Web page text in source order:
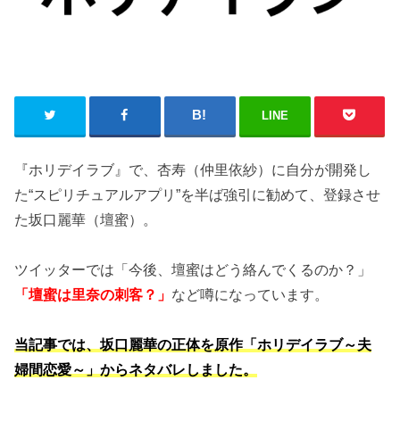
LINE
『ホリデイラブ』で、杏寿（仲里依紗）に自分が開発し
た“スピリチュアルアプリ”を半ば強引に勧めて、登録させ
た坂口麗華（壇蜜）。
ツイッターでは「今後、壇蜜はどう絡んでくるのか？」
「壇蜜は里奈の刺客？」 など噂になっています。
当記事では、坂口麗華の正体を原作「ホリデイラブ～夫
婦間恋愛～」からネタバレしました。